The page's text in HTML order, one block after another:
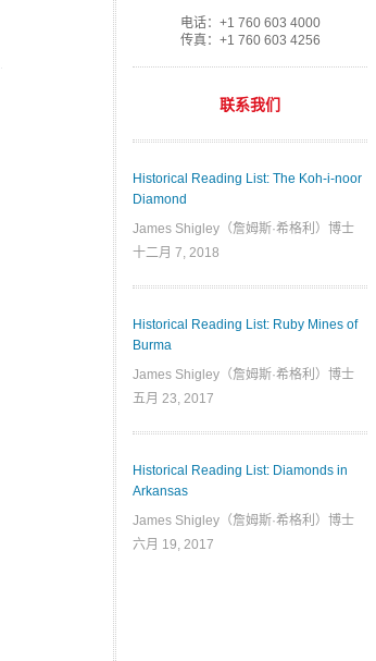
电话：+1 760 603 4000
传真：+1 760 603 4256
联系我们
Historical Reading List: The Koh-i-noor
Diamond
James Shigley（詹姆斯·希格利）博士
十二月 7, 2018
Historical Reading List: Ruby Mines of
Burma
James Shigley（詹姆斯·希格利）博士
五月 23, 2017
Historical Reading List: Diamonds in
Arkansas
James Shigley（詹姆斯·希格利）博士
六月 19, 2017